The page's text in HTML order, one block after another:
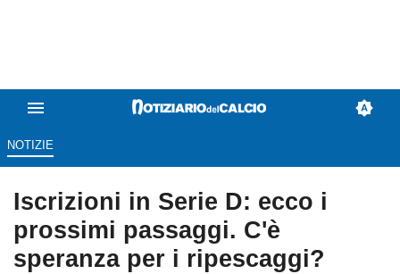
NOTIZIE
Iscrizioni in Serie D: ecco i
prossimi passaggi. C'è
speranza per i ripescaggi?